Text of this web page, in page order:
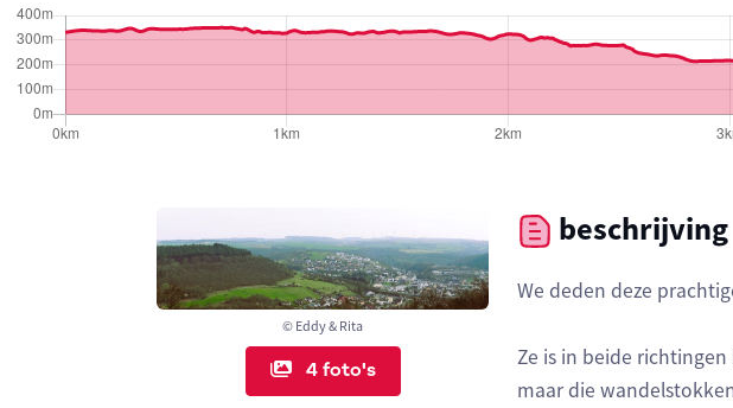
© Eddy & Rita
4 foto's
beschrijving
We deden deze
Ze is in beide
maar die